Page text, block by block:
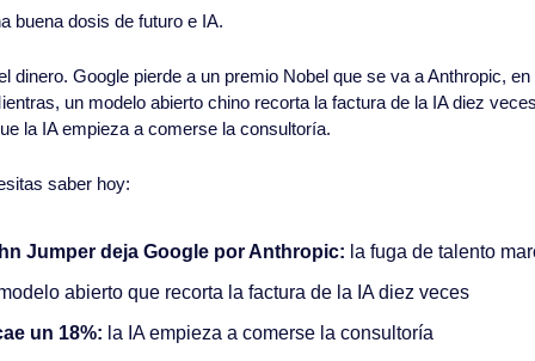
buena dosis de futuro e IA.
dinero. Google pierde a un premio Nobel que se va a Anthropic,
un modelo abierto chino recorta la factura de la IA diez
la IA empieza a comerse la consultoría.
saber hoy:
Jumper deja Google por Anthropic: la fuga de talento
abierto que recorta la factura de la IA diez veces
un 18%: la IA empieza a comerse la consultoría